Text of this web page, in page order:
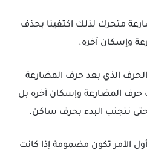
متحرك لذلك اكتفينا بحذف
وإسكان آخره.
الذي بعد حرف المضارعة
المضارعة وإسكان آخره بل
نتجنب البدء بحرف ساكن.
الأمر تكون مضمومة إذا كانت